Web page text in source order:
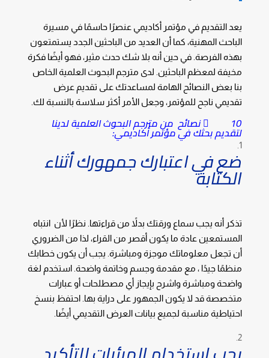
يعد التقديم في مؤتمر أكاديمي عنصرًا حاسمًا في مسيرة
الباحث المهنية، كما أن العديد من الباحثين الجدد يستمتعون
بهذه الفرصة. في حين أنه بلا شك حدث مثير، فهو أيضًا فكرة
مخيفة لمعظم الباحثين. لدى مترجم البحوث العلمية الخاص
بنا بعض النصائح الهامة لمساعدتك على تقديم عرض
تقديمي ناجح للمؤتمر، وجعل الأمر أكثر سلاسة بالنسبة لك.
 10 نصائح من مترجم البحوث العلمية لدينا
لتقديم بحثك في مؤتمر أكاديمي:
ضع في اعتبارك جمهورك أثناء
الكتابة
تذكر أنه يجب سماع ورقتك بدلاً من قراءتها. نظرًا لأن انتباه
المستمعين عادة ما يكون أقصر من القراء، لذا من الضروري
أن تجعل معلوماتك موجزة ومباشرة. يجب أن يكون خطابك
منظمًا جيدًا ، مع مقدمة وجسم وخاتمة واضحة. استخدم لغة
واضحة ومباشرة واشرح بإيجاز أي مصطلحات أو عبارات
متخصصة قد لا يكون الجمهور على دراية بها. احتفظ بنسخ
احتياطية مناسبة لجميع بيانات العرض التقديمي أيضًا.